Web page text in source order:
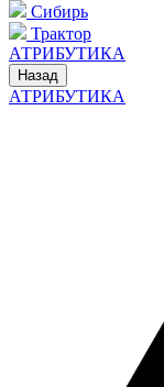
Сибирь
Трактор
АТРИБУТИКА
Назад
АТРИБУТИКА